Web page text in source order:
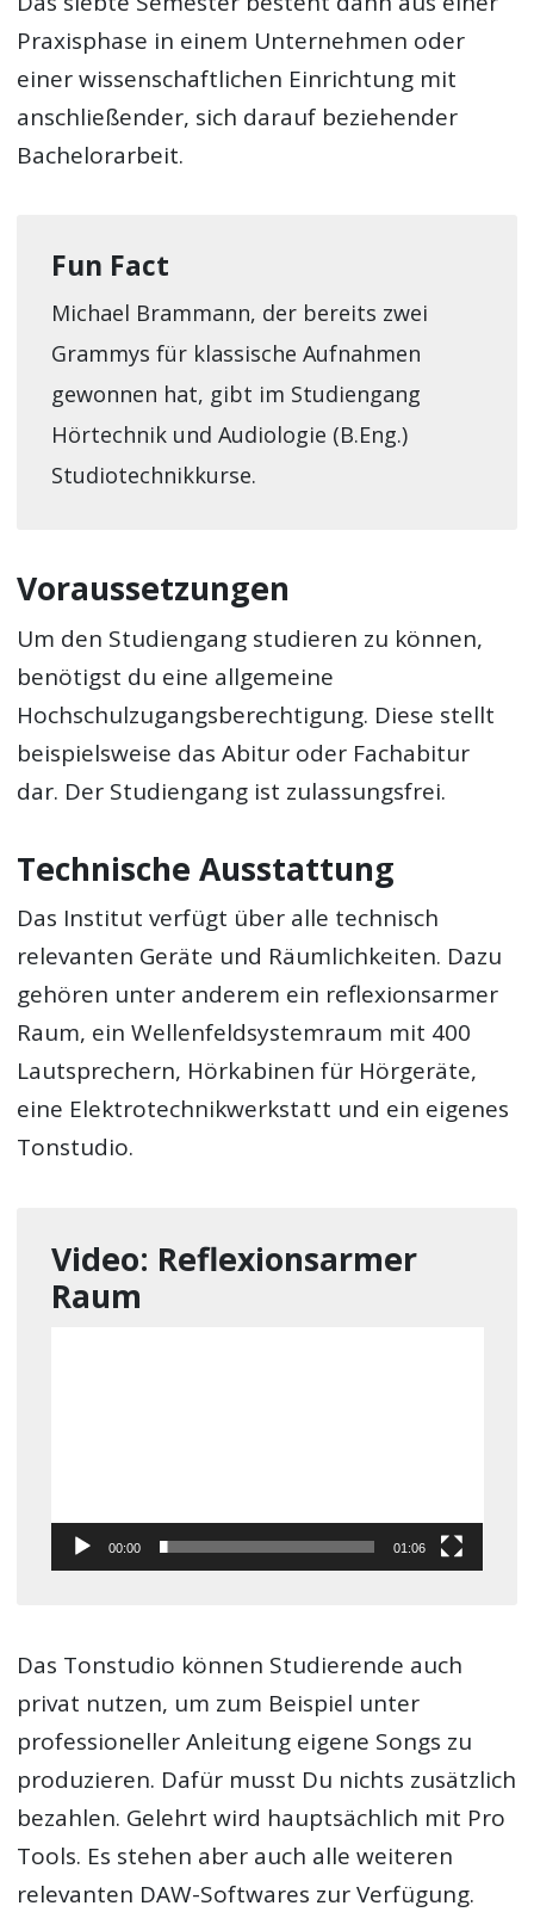
Praxisphase in einem Unternehmen oder
einer wissenschaftlichen Einrichtung mit
anschließender, sich darauf beziehender
Bachelorarbeit.
Fun Fact
Michael Brammann, der bereits zwei
Grammys für klassische Aufnahmen
gewonnen hat, gibt im Studiengang
Hörtechnik und Audiologie (B.Eng.)
Studiotechnikkurse.
Voraussetzungen
Um den Studiengang studieren zu können,
benötigst du eine allgemeine
Hochschulzugangsberechtigung. Diese stellt
beispielsweise das Abitur oder Fachabitur
dar. Der Studiengang ist zulassungsfrei.
Technische Ausstattung
Das Institut verfügt über alle technisch
relevanten Geräte und Räumlichkeiten. Dazu
gehören unter anderem ein reflexionsarmer
Raum, ein Wellenfeldsystemraum mit 400
Lautsprechern, Hörkabinen für Hörgeräte,
eine Elektrotechnikwerkstatt und ein eigenes
Tonstudio.
Video: Reflexionsarmer
Raum
00:00 01:06
Das Tonstudio können Studierende auch
privat nutzen, um zum Beispiel unter
professioneller Anleitung eigene Songs zu
produzieren. Dafür musst Du nichts zusätzlich
bezahlen. Gelehrt wird hauptsächlich mit Pro
Tools. Es stehen aber auch alle weiteren
relevanten DAW-Softwares zur Verfügung.